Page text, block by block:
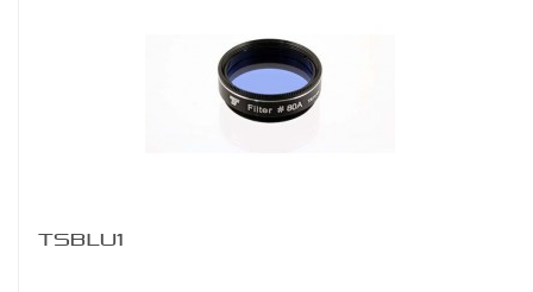
TSBLU1